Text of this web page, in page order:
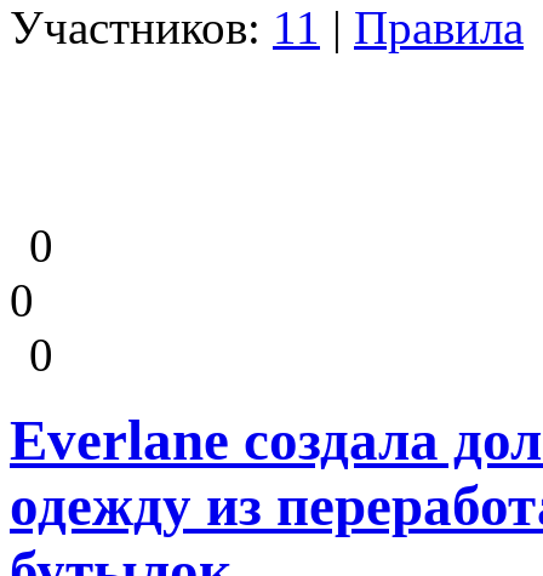
Участников: 11 | Правила
0
0
0
Everlane создала
одежду из